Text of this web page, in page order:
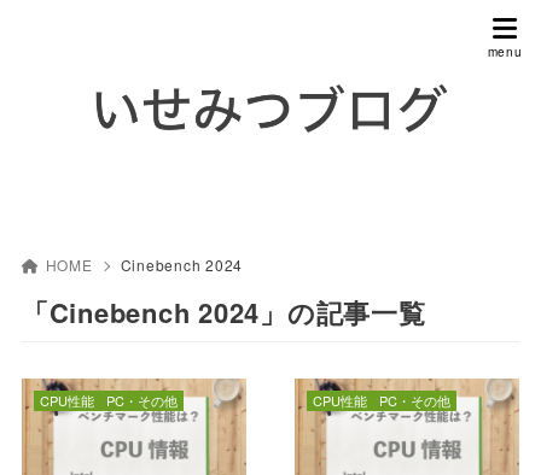
HOME Cinebench 2024
「Cinebench 2024」の記事一覧
CPU性能 PC・その他 CPU性能 PC・その他